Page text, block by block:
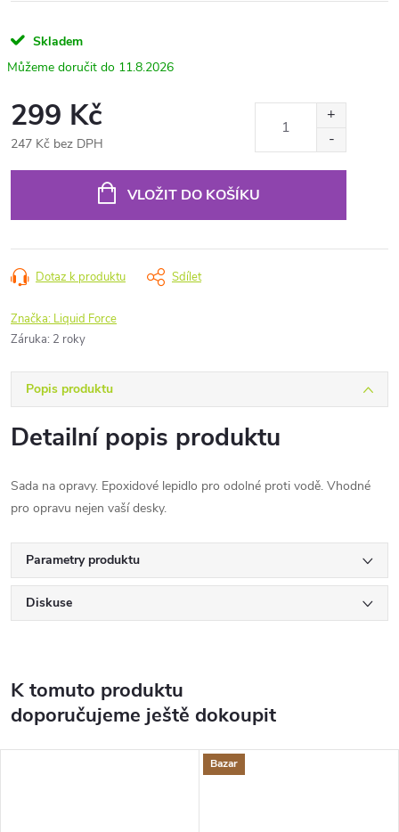
Skladem
11.8.2026
299 Kč
247 Kč bez DPH
VLOŽIT DO KOŠÍKU
Dotaz k produktu Sdílet
Značka: Liquid Force
Záruka: 2 roky
Popis produktu
Detailní popis produktu
Sada na opravy. Epoxidové lepidlo pro odolné proti vodě. Vhodné
pro opravu nejen vaší desky.
Parametry produktu
Diskuse
K tomuto produktu
doporučujeme ještě dokoupit
Bazar